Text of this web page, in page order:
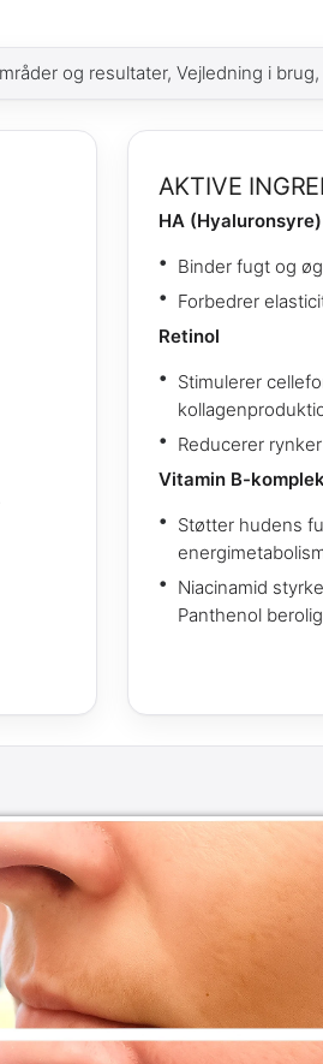
og resultater, Vejledning i
AKTIVE
HA (Hyaluronsyre)
Binder fugt og
Forbedrer
Retinol
Stimulerer
Reducerer
Vitamin B-
Støtter hudens
Niacinamid
Panthenol